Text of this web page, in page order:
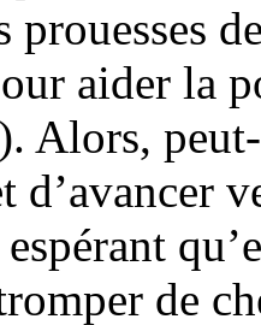
prouesses
aider la
Alors,
d’avancer
de